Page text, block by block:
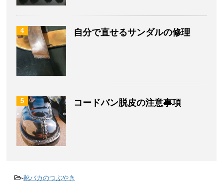
4 自分で直せるサンダルの修理
5 コードバン脱皮の注意事項
-靴バカのつぶやき